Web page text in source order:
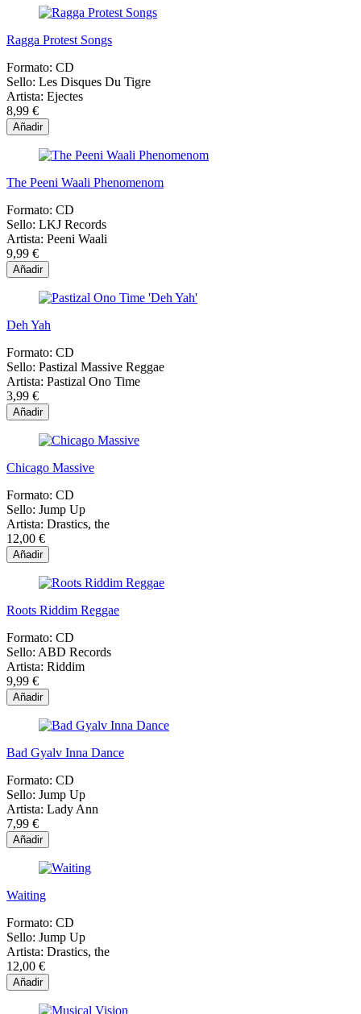
Ragga Protest Songs
Formato: CD
Sello: Les Disques Du Tigre
Artista: Ejectes
8,99 €
Añadir
The Peeni Waali Phenomenom
Formato: CD
Sello: LKJ Records
Artista: Peeni Waali
9,99 €
Añadir
Deh Yah
Formato: CD
Sello: Pastizal Massive Reggae
Artista: Pastizal Ono Time
3,99 €
Añadir
Chicago Massive
Formato: CD
Sello: Jump Up
Artista: Drastics, the
12,00 €
Añadir
Roots Riddim Reggae
Formato: CD
Sello: ABD Records
Artista: Riddim
9,99 €
Añadir
Bad Gyalv Inna Dance
Formato: CD
Sello: Jump Up
Artista: Lady Ann
7,99 €
Añadir
Waiting
Formato: CD
Sello: Jump Up
Artista: Drastics, the
12,00 €
Añadir